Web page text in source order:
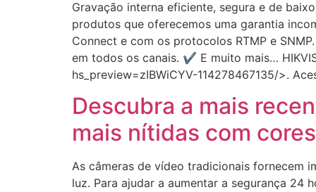
Gravação interna eficiente, segura e de
produtos que oferecemos uma garantia
Connect e com os protocolos RTMP e
em todos os canais.​ ✔ E muito mais…
hs_preview=zIBWiCYV-114278467135/>.
Descubra a mais
mais nítidas com
As câmeras de vídeo tradicionais fornecem
luz. Para ajudar a aumentar a segurança 24